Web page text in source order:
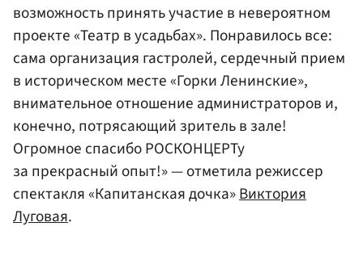
возможность принять участие в невероятном
проекте «Театр в усадьбах». Понравилось все:
сама организация гастролей, сердечный прием
в историческом месте «Горки Ленинские»,
внимательное отношение администраторов и,
конечно, потрясающий зритель в зале!
Огромное спасибо РОСКОНЦЕРТу
за прекрасный опыт!» — отметила режиссер
спектакля «Капитанская дочка»Виктория
Луговая.